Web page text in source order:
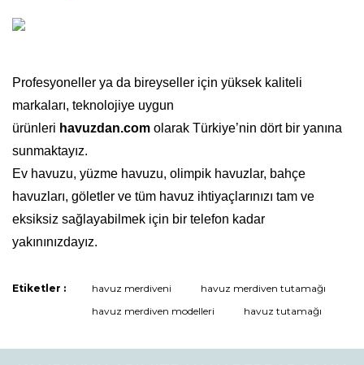
Profesyoneller ya da bireyseller için yüksek kaliteli
markaları, teknolojiye uygun
ürünleri havuzdan.com olarak Türkiye’nin dört bir yanına
sunmaktayız.
Ev havuzu, yüzme havuzu, olimpik havuzlar, bahçe
havuzları, göletler ve tüm havuz ihtiyaçlarınızı tam ve
eksiksiz sağlayabilmek için bir telefon kadar
yakınınızdayız.
Bu ürüne ilk yorumu siz yapın!
Etiketler : havuz merdiveni
havuz merdiven tutamağı
havuz merdiven modelleri
havuz tutamağı